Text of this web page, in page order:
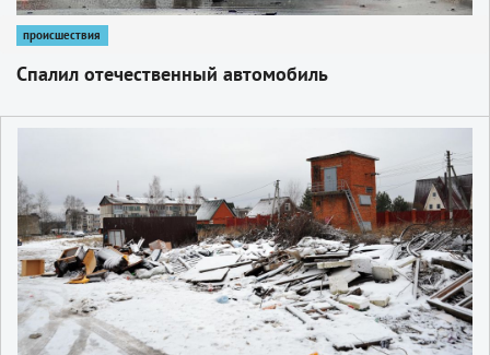
происшествия
Спалил отечественный автомобиль